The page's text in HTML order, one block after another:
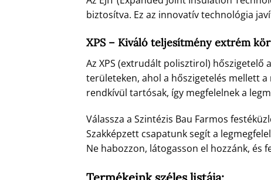
biztosítva. Ez az innovatív technológia
XPS – Kiváló teljesítmény extrém
Az XPS (extrudált polisztirol) hőszigetelő
területeken, ahol a hőszigetelés mellett
rendkívül tartósak, így megfelelnek a
Válassza a Szintézis Bau Farmos
Szakképzett csapatunk segít a
Ne habozzon, látogasson el hozzánk, és